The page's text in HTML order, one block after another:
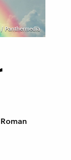
/ Panthermedia